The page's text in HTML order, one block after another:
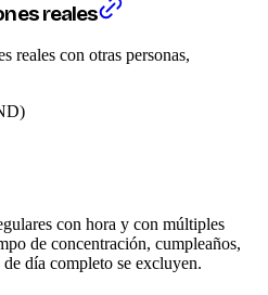
reales
reales con otras personas,
con hora y con múltiples
de concentración, cumpleaños,
día completo se excluyen.